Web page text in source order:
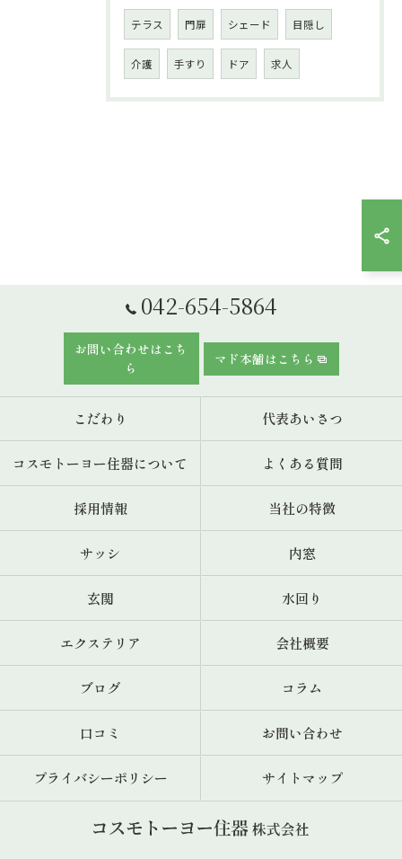
テラス 門扉 シェード 目隠し
介護 手すり ドア 求人
042-654-5864
お問い合わせはこち
ら
マド本舗はこちら
こだわり 代表あいさつ
コスモトーヨー住器について よくある質問
採用情報 当社の特徴
サッシ 内窓
玄関 水回り
エクステリア 会社概要
ブログ コラム
口コミ お問い合わせ
プライバシーポリシー サイトマップ